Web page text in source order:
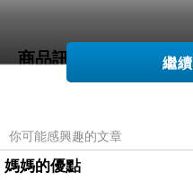
商品訊息描述
ORENDA-點點網紗蕾
繼
你可能感興趣的文章
媽媽的優點